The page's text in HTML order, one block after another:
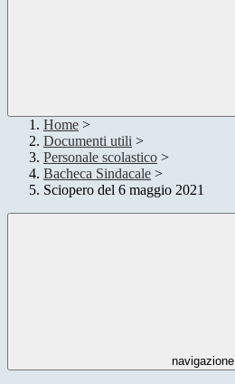
Home >
Documenti utili >
Personale scolastico >
Bacheca Sindacale >
Sciopero del 6 maggio 2021
navigazione